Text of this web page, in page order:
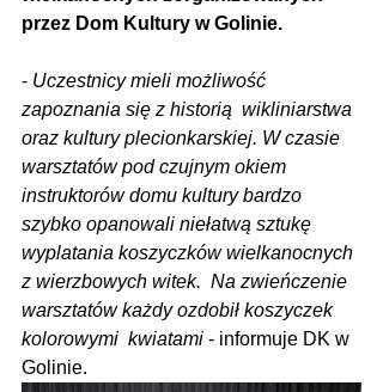
przez Dom Kultury w Golinie.
- Uczestnicy mieli możliwość
zapoznania się z historią  wikliniarstwa
oraz kultury plecionkarskiej. W czasie
warsztatów pod czujnym okiem
instruktorów domu kultury bardzo
szybko opanowali niełatwą sztukę
wyplatania koszyczków wielkanocnych
z wierzbowych witek.  Na zwieńczenie
warsztatów każdy ozdobił koszyczek
kolorowymi  kwiatami - informuje DK w
Golinie.